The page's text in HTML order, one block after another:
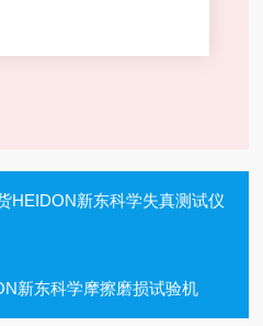
HEIDON新东科学失真测试仪
新东科学摩擦磨损试验机